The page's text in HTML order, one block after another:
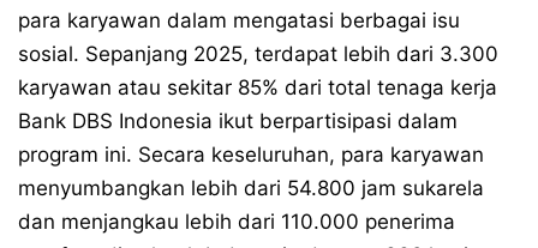
para karyawan dalam mengatasi berbagai isu
sosial. Sepanjang 2025, terdapat lebih dari 3.300
karyawan atau sekitar 85% dari total tenaga kerja
Bank DBS Indonesia ikut berpartisipasi dalam
program ini. Secara keseluruhan, para karyawan
menyumbangkan lebih dari 54.800 jam sukarela
dan menjangkau lebih dari 110.000 penerima